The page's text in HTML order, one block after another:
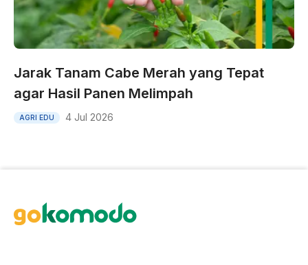
Jarak Tanam Cabe Merah yang Tepat
agar Hasil Panen Melimpah
AGRI EDU 4 Jul 2026